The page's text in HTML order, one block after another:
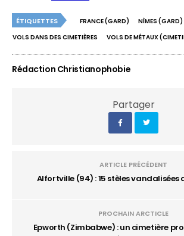
ÉTIQUETTES FRANCE (GARD)
NÎMES (GARD)
VOLS DANS DES CIMETIÈRES
VOLS DE MÉTAUX
Rédaction Christianophobie
Partager
ARTICLE PRÉCÉDENT
Alfortville (94) : 15 stèles vandalisées
PROCHAIN ARCTICLE
Epworth (Zimbabwe) : un cimetière